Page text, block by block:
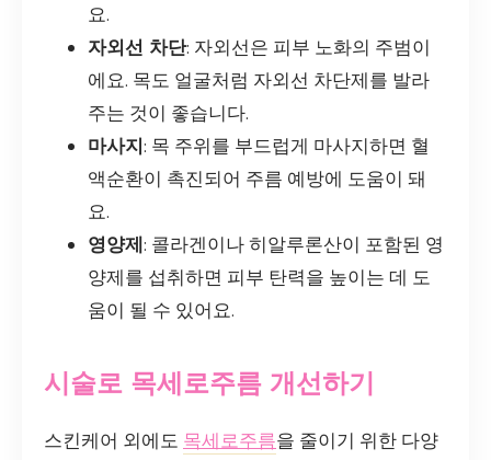
요.
자외선 차단: 자외선은 피부 노화의 주범이
에요. 목도 얼굴처럼 자외선 차단제를 발라
주는 것이 좋습니다.
마사지: 목 주위를 부드럽게 마사지하면 혈
액순환이 촉진되어 주름 예방에 도움이 돼
요.
영양제: 콜라겐이나 히알루론산이 포함된 영
양제를 섭취하면 피부 탄력을 높이는 데 도
움이 될 수 있어요.
시술로 목세로주름 개선하기
스킨케어 외에도 목세로주름을 줄이기 위한 다양